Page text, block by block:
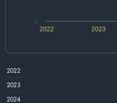
2022 2023
0
2022
2023
2024